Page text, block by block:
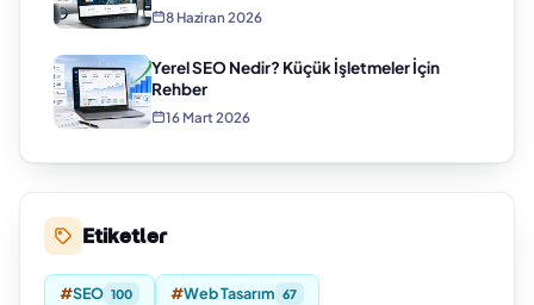
8 Haziran 2026
Yerel SEO Nedir? Küçük İşletmeler İçin
Rehber
16 Mart 2026
Etiketler
#SEO 100 #Web Tasarım 67